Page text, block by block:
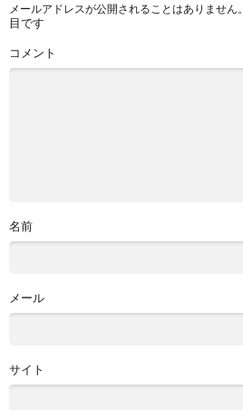
メールアドレスが公開されることはありません。
目です
コメント
名前
メール
サイト